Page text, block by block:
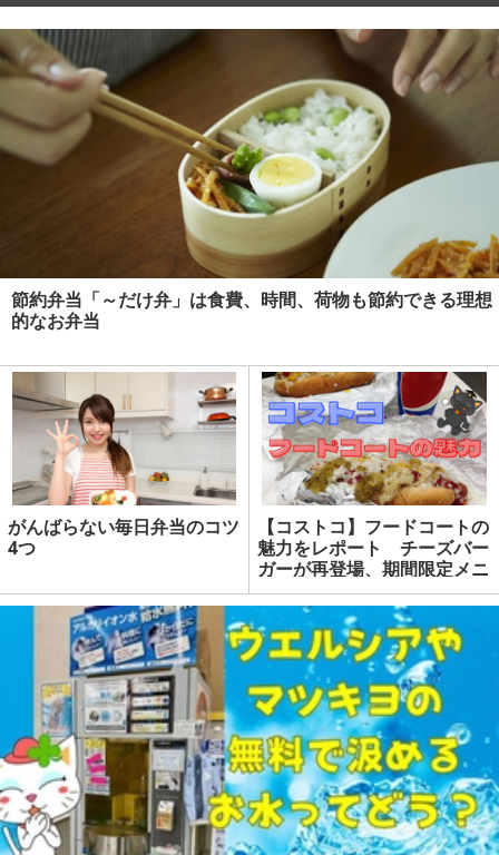
節約弁当「～だけ弁」は食費、時間、荷物も節約できる理想
的なお弁当
がんばらない毎日弁当のコツ
4つ
【コストコ】フードコートの
魅力をレポート チーズバー
ガーが再登場、期間限定メニ
ューも